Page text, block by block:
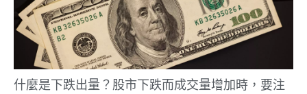
什麼是下跌出量？股市下跌而成交量增加時，要注